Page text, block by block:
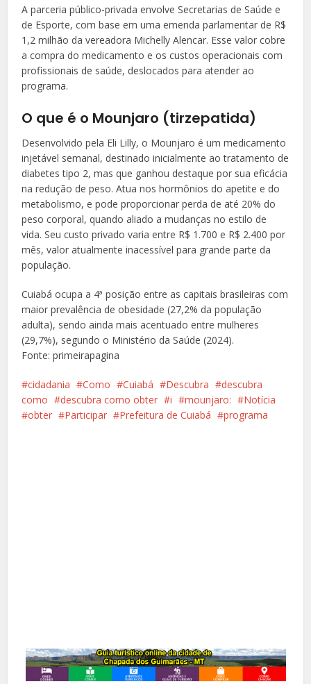
A parceria público-privada envolve Secretarias de Saúde e
de Esporte, com base em uma emenda parlamentar de R$
1,2 milhão da vereadora Michelly Alencar. Esse valor cobre
a compra do medicamento e os custos operacionais com
profissionais de saúde, deslocados para atender ao
programa.
O que é o Mounjaro (tirzepatida)
Desenvolvido pela Eli Lilly, o Mounjaro é um medicamento
injetável semanal, destinado inicialmente ao tratamento de
diabetes tipo 2, mas que ganhou destaque por sua eficácia
na redução de peso. Atua nos hormônios do apetite e do
metabolismo, e pode proporcionar perda de até 20% do
peso corporal, quando aliado a mudanças no estilo de
vida. Seu custo privado varia entre R$ 1.700 e R$ 2.400 por
mês, valor atualmente inacessível para grande parte da
população.
Cuiabá ocupa a 4ª posição entre as capitais brasileiras com
maior prevalência de obesidade (27,2% da população
adulta), sendo ainda mais acentuado entre mulheres
(29,7%), segundo o Ministério da Saúde (2024).
Fonte: primeirapagina
cidadania Como Cuiabá Descubra
descubra
como
descubra como obter i mounjaro:
Notícia
obter
Participar Prefeitura de Cuiabá programa